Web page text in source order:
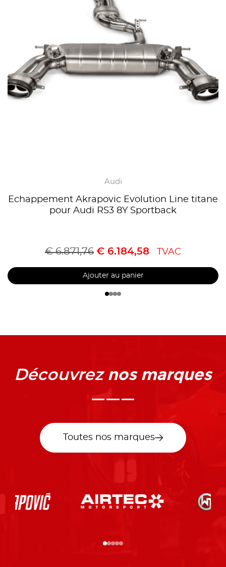
Audi
Echappement Akrapovic Evolution Line titane
pour Audi RS3 8Y Sportback
€6.871,76 € 6.184,58 TVAC
Ajouter au panier
Découvrez nos marques
Toutes nos marques